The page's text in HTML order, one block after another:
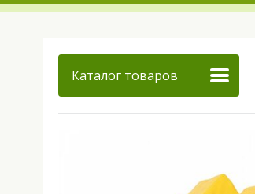
Каталог товаров